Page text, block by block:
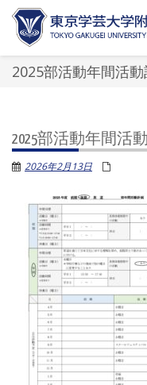
2025部活動年間活動
2025部活動年間活
2026年2月13日